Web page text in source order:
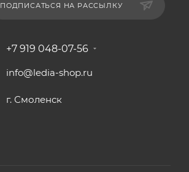
ПОДПИСАТЬСЯ НА РАССЫЛКУ
+7 919 048-07-56
info@ledia-shop.ru
г. Смоленск